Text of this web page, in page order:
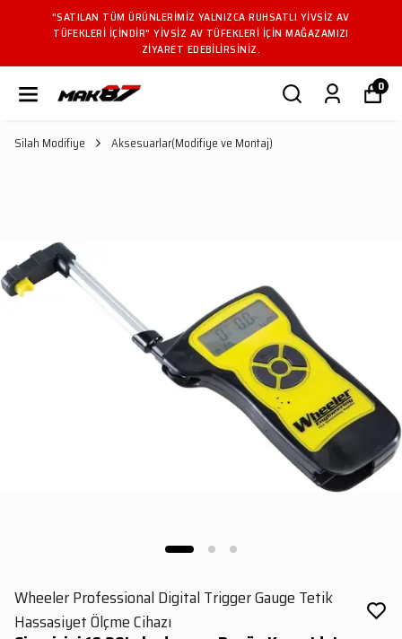
"SATILAN TÜM ÜRÜNLERIMIZ YALNIZCA RUHSATLI YIVSIZ AV
TÜFEKLERI IÇINDIR" YIVSIZ AV TÜFEKLERI IÇIN MAĞAZAMIZI
ZIYARET EDEBILIRSINIZ.
0
Silah Modifiye Aksesuarlar(Modifiye ve Montaj)
Wheeler Professional Digital Trigger Gauge Tetik
Hassasiyet Ölçme Cihazı